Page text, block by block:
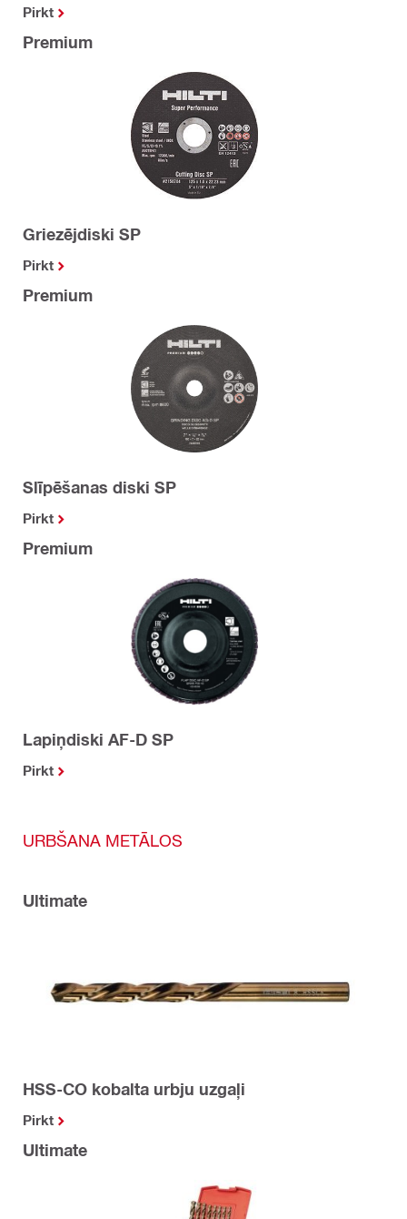
Pirkt
Premium
Griezējdiski SP
Pirkt
Premium
Slīpēšanas diski SP
Pirkt
Premium
Lapiņdiski AF-D SP
Pirkt
URBŠANA METĀLOS
Ultimate
HSS-CO kobalta urbju uzgaļi
Pirkt
Ultimate